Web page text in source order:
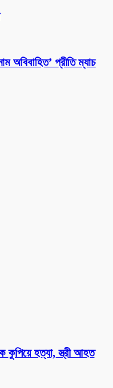
অবিবাহিত’ প্রীতি ম্যাচ
কুপিয়ে হত্যা, স্ত্রী আহত